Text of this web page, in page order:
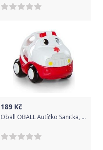
189 Kč
Oball OBALL Autíčko Sanitka, 6 m+